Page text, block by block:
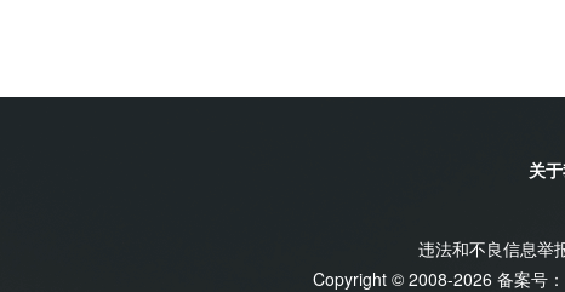
关
违法和不良信息举
Copyright © 2008-2026 备案号：